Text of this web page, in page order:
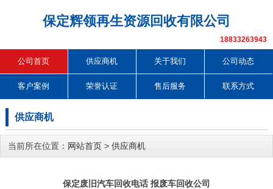
保定辉领再生资源回收有限公司
18833263943
公司首页 供应商机 关于我们 公司动态
客户案例 荣誉认证 售后服务 联系方式
供应商机
当前所在位置： 网站首页 > 供应商机
保定废旧汽车回收电话 报废车回收公司